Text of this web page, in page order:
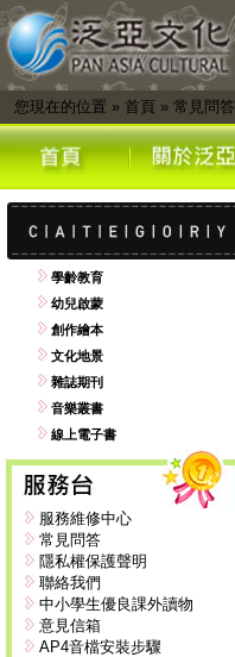
您現在的位置 » 首頁 » 常見問答
學齡教育
幼兒啟蒙
創作繪本
文化地景
雜誌期刊
音樂叢書
線上電子書
服務維修中心
常見問答
隱私權保護聲明
聯絡我們
中小學生優良課外讀物
意見信箱
AP4音檔安裝步驟